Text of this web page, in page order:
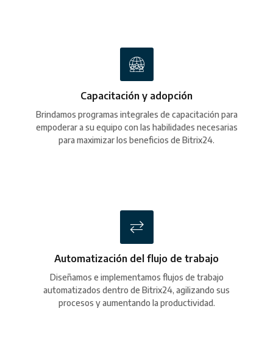
Capacitación y adopción
Brindamos programas integrales de capacitación para
empoderar a su equipo con las habilidades necesarias
para maximizar los beneficios de Bitrix24.
Automatización del flujo de trabajo
Diseñamos e implementamos flujos de trabajo
automatizados dentro de Bitrix24, agilizando sus
procesos y aumentando la productividad.